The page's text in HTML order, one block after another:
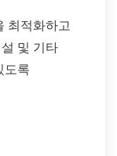
최적화하고
및 기타
도록